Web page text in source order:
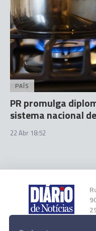
PAÍS
PR promulga
sistema nacional
22 Abr 18:52